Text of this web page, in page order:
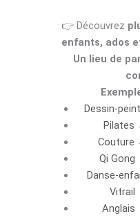
👉 Découvrez
enfants, ados
Un lieu de
Dessin-
Pilates
Couture
Qi
Danse-
Vitrail
Anglais